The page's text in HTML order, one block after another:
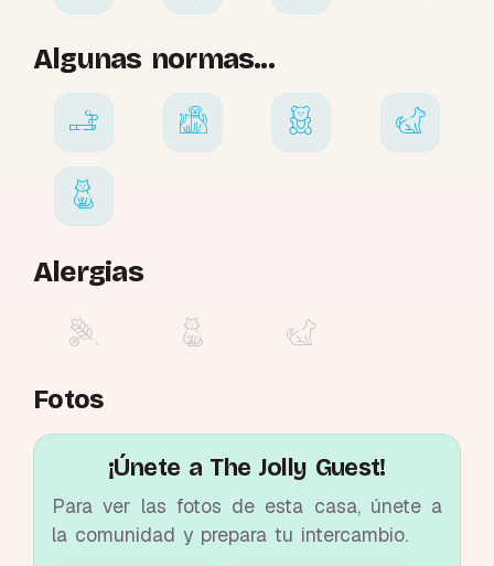
Algunas normas...
Alergias
Fotos
¡Únete a The Jolly Guest!
Para ver las fotos de esta casa, únete a
la comunidad y prepara tu intercambio.